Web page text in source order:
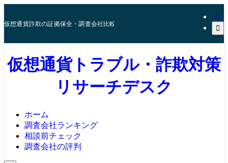
仮想通貨詐欺の証拠保全・調査会社比較・相談前チェック
仮想通貨トラブル・詐欺対策
リサーチデスク
ホーム
調査会社ランキング
相談前チェック
調査会社の評判